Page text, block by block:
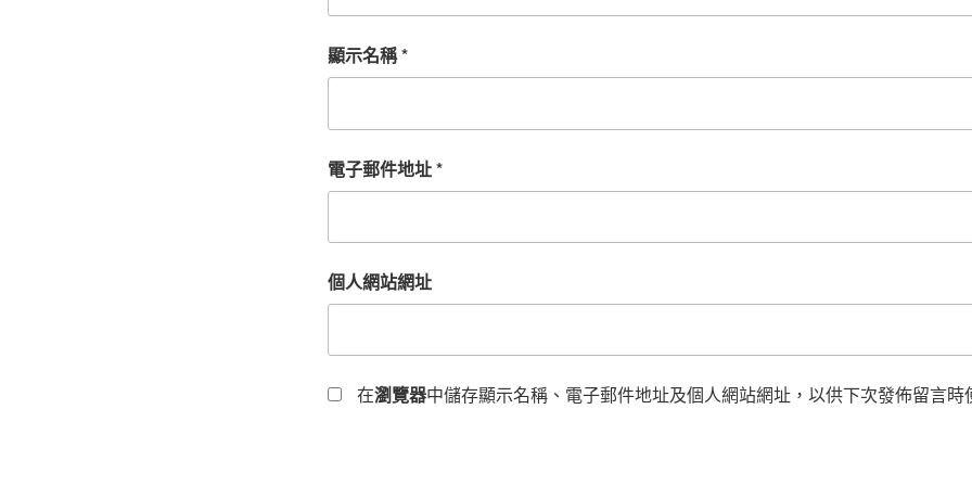
顯示名稱*
電子郵件地址*
個人網站網址
在瀏覽器中儲存顯示名稱、電子郵件地址及個人網站網址，以供下次發佈留言時